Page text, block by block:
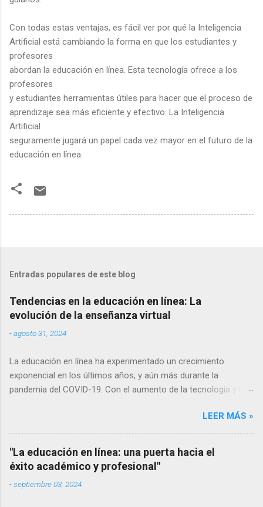
Con todas estas ventajas, es fácil ver por qué la Inteligencia
Artificial está cambiando la forma en que los estudiantes y
profesores
abordan la educación en línea. Esta tecnología ofrece a los
profesores
y estudiantes herramientas útiles para hacer que el proceso de
aprendizaje sea más eficiente y efectivo. La Inteligencia
Artificial
seguramente jugará un papel cada vez mayor en el futuro de la
educación en línea.
Entradas populares de este blog
Tendencias en la educación en línea: La
evolución de la enseñanza virtual
-agosto 31, 2024
La educación en línea ha experimentado un crecimiento
exponencial en los últimos años, y aún más durante la
pandemia del COVID-19. Con el aumento de la tecnología y la
a la educación en línea, lo que ha llevado a una evolución
constante en las formas de enseñanza y aprendizaje virtuales.
En este artículo, exploraremos algunas de las tendencias más
relevantes en la educación en línea y cómo están cambiando la
forma en que adquirimos conocimientos. Aprendizaje móvil El
uso de dispositivos móviles como teléfonos inteligentes y
LEER MÁS »
"La educación en línea: una puerta hacia el
éxito académico y profesional"
-septiembre 03, 2024